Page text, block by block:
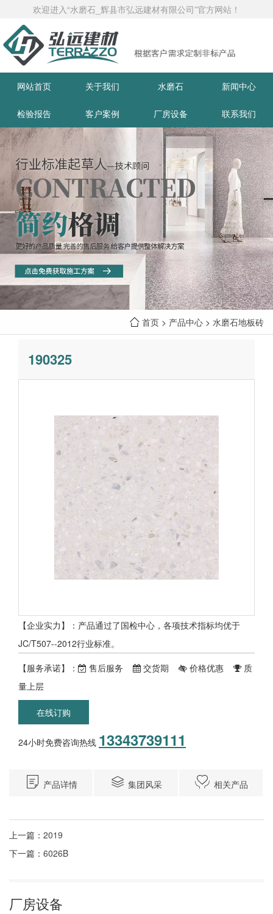
欢迎进入“水磨石_辉县市弘远建材有限公司”官方网站！
网站首页 关于我们 水磨石 新闻中心
检验报告 客户案例 厂房设备 联系我们
首页 > 产品中心 > 水磨石地板砖
190325
【企业实力】：产品通过了国检中心，各项技术指标均优于
JC/T507--2012行业标准。
【服务承诺】：
售后服务 交货期 价格优惠
质
量上层
在线订购
24小时免费咨询热线 13343739111
产品详情 集团风采 相关产品
上一篇： 2019
下一篇： 6026B
厂房设备